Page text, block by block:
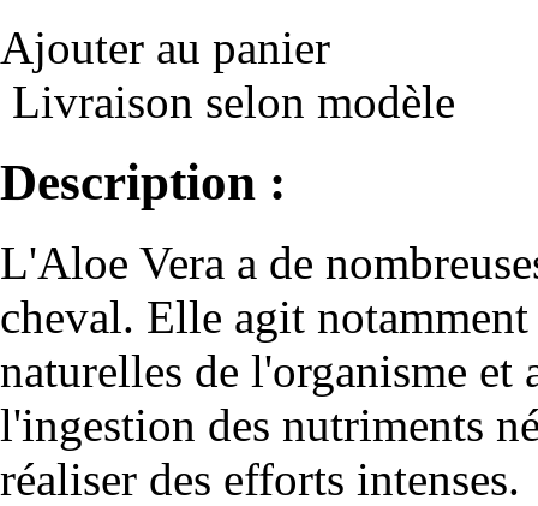
Ajouter au panier
Livraison selon modèle
Description :
L'Aloe Vera a de
cheval. Elle agit
naturelles de l'organisme
l'ingestion des nutriments
réaliser des efforts intenses.